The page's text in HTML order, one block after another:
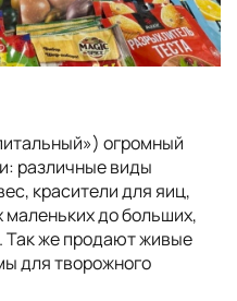
огромный
различные виды
красители для яиц,
до больших,
Так же продают живые
для творожного